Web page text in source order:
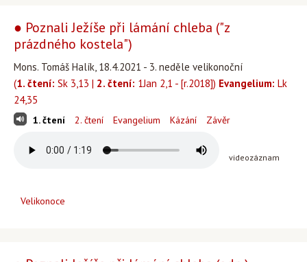
● Poznali Ježíše při lámání chleba ("z
prázdného kostela")
Mons. Tomáš Halík, 18.4.2021 - 3. neděle velikonoční
(1. čtení: Sk 3,13 | 2. čtení: 1Jan 2,1 - [r.2018]) Evangelium: Lk
24,35
1. čtení 2. čtení Evangelium Kázání Závěr
videozáznam
Velikonoce